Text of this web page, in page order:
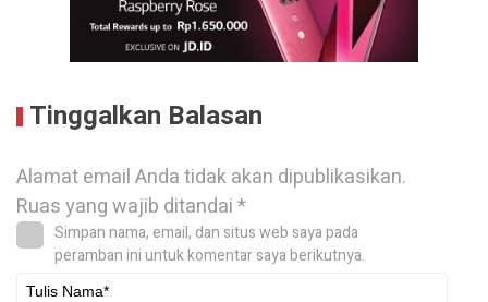
Tinggalkan Balasan
Alamat email Anda tidak akan dipublikasikan.
Ruas yang wajib ditandai*
Simpan nama, email, dan situs web saya pada
peramban ini untuk komentar saya berikutnya.